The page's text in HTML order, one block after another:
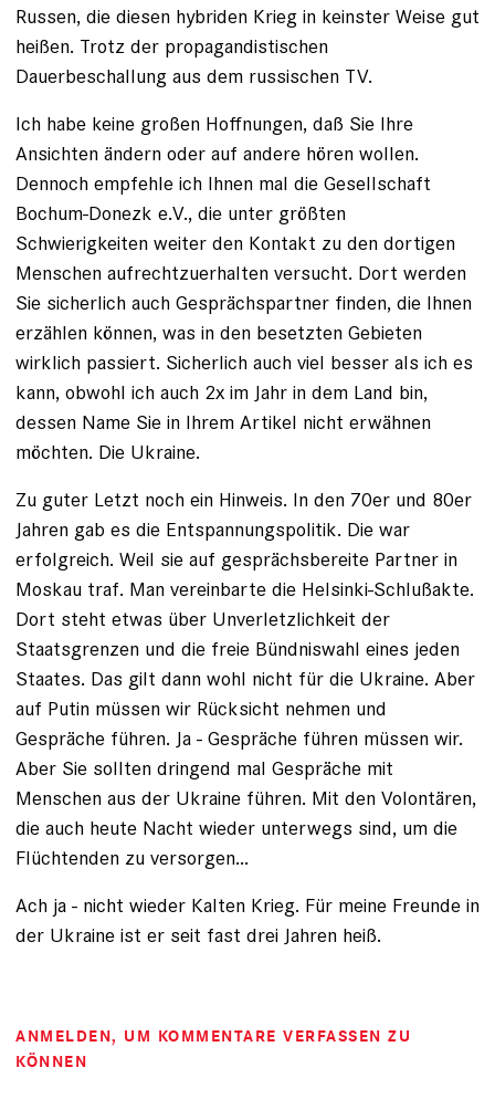
Russen, die diesen hybriden Krieg in keinster Weise gut
heißen. Trotz der propagandistischen
Dauerbeschallung aus dem russischen TV.
Ich habe keine großen Hoffnungen, daß Sie Ihre
Ansichten ändern oder auf andere hören wollen.
Dennoch empfehle ich Ihnen mal die Gesellschaft
Bochum-Donezk e.V., die unter größten
Schwierigkeiten weiter den Kontakt zu den dortigen
Menschen aufrechtzuerhalten versucht. Dort werden
Sie sicherlich auch Gesprächspartner finden, die Ihnen
erzählen können, was in den besetzten Gebieten
wirklich passiert. Sicherlich auch viel besser als ich es
kann, obwohl ich auch 2x im Jahr in dem Land bin,
dessen Name Sie in Ihrem Artikel nicht erwähnen
möchten. Die Ukraine.
Zu guter Letzt noch ein Hinweis. In den 70er und 80er
Jahren gab es die Entspannungspolitik. Die war
erfolgreich. Weil sie auf gesprächsbereite Partner in
Moskau traf. Man vereinbarte die Helsinki-Schlußakte.
Dort steht etwas über Unverletzlichkeit der
Staatsgrenzen und die freie Bündniswahl eines jeden
Staates. Das gilt dann wohl nicht für die Ukraine. Aber
auf Putin müssen wir Rücksicht nehmen und
Gespräche führen. Ja - Gespräche führen müssen wir.
Aber Sie sollten dringend mal Gespräche mit
Menschen aus der Ukraine führen. Mit den Volontären,
die auch heute Nacht wieder unterwegs sind, um die
Flüchtenden zu versorgen...
Ach ja - nicht wieder Kalten Krieg. Für meine Freunde in
der Ukraine ist er seit fast drei Jahren heiß.
ANMELDEN, UM KOMMENTARE VERFASSEN ZU
KÖNNEN